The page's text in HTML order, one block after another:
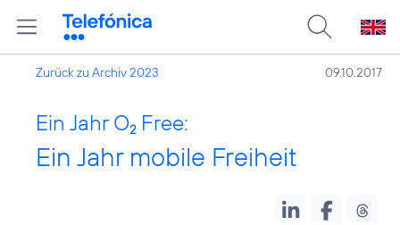
Zurück zu Archiv 2023 09.10.2017
Ein Jahr O2 Free:
Ein Jahr mobile Freiheit